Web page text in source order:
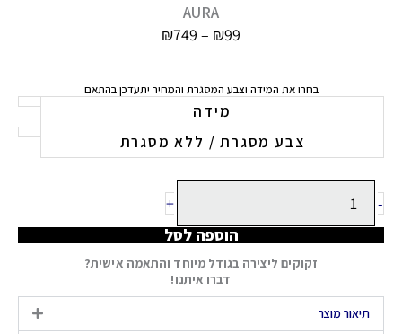
AURA
₪99
–
₪749
בחרו את המידה וצבע המסגרת והמחיר יתעדכן בהתאם
מידה
צבע מסגרת / ללא מסגרת
-
של
+
הוספה לסל
זקוקים ליצירה בגודל מיוחד והתאמה אישית?
דברו איתנו!
תיאור מוצר